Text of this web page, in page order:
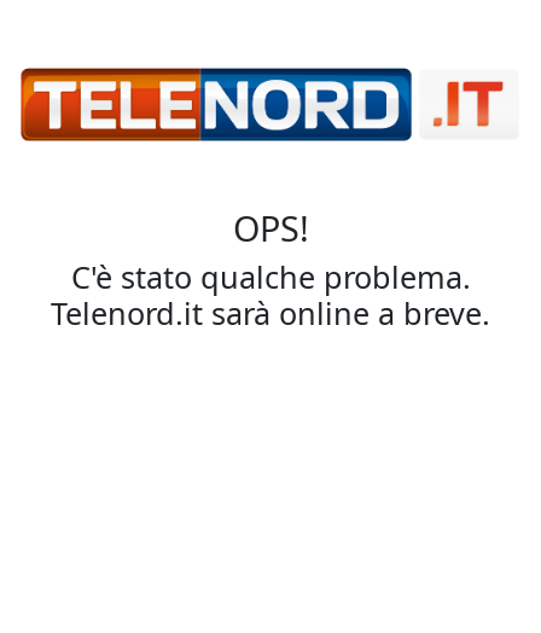
OPS!
C'è stato qualche problema.
Telenord.it sarà online a breve.